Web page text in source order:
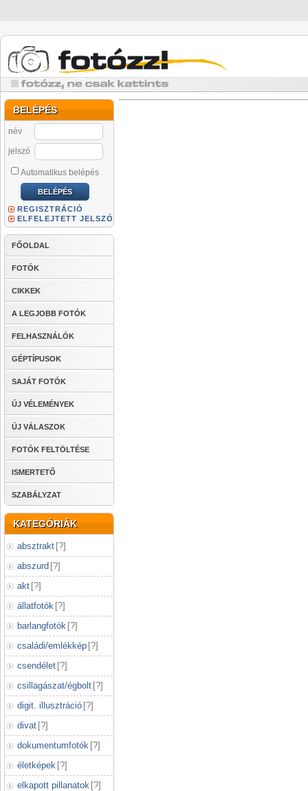
BELÉPÉS
név
jelszó
Automatikus belépés
REGISZTRÁCIÓ
ELFELEJTETT JELSZÓ
FŐOLDAL
FOTÓK
CIKKEK
A LEGJOBB FOTÓK
FELHASZNÁLÓK
GÉPTÍPUSOK
SAJÁT FOTÓK
ÚJ VÉLEMÉNYEK
ÚJ VÁLASZOK
FOTÓK FELTÖLTÉSE
ISMERTETŐ
SZABÁLYZAT
KATEGÓRIÁK
absztrakt [?]
abszurd [?]
akt [?]
állatfotók [?]
barlangfotók [?]
családi/emlékkép [?]
csendélet [?]
csillagászat/égbolt [?]
digit. illusztráció [?]
divat [?]
dokumentumfotók [?]
életképek [?]
elkapott pillanatok [?]